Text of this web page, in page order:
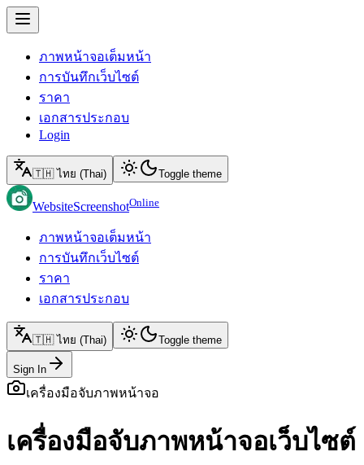
ภาพหน้าจอเต็มหน้า
การบันทึกเว็บไซต์
ราคา
เอกสารประกอบ
Login
🇹🇭 ไทย (Thai) Toggle theme
WebsiteScreenshotOnline
ภาพหน้าจอเต็มหน้า
การบันทึกเว็บไซต์
ราคา
เอกสารประกอบ
🇹🇭 ไทย (Thai) Toggle theme
Sign In
เครื่องมือจับภาพหน้าจอ
เครื่องมือจับภาพหน้าจอเว็บไซต์